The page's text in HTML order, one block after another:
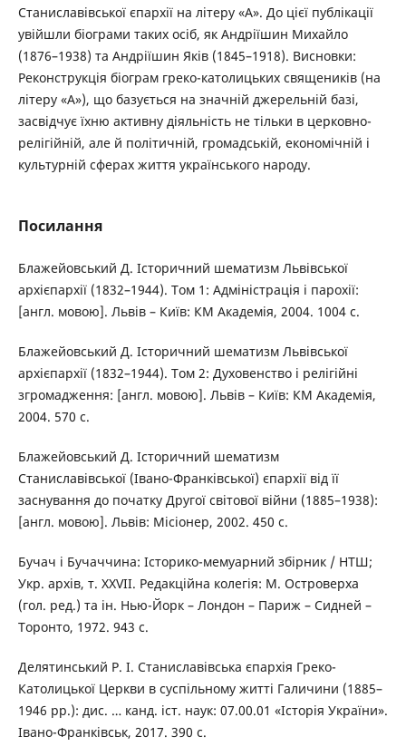
Станиславівської єпархії на літеру «А». До цієї публікації
увійшли біограми таких осіб, як Андріїшин Михайло
(1876–1938) та Андріїшин Яків (1845–1918). Висновки:
Реконструкція біограм греко-католицьких священиків (на
літеру «А»), що базується на значній джерельній базі,
засвідчує їхню активну діяльність не тільки в церковно-
релігійній, але й політичній, громадській, економічній і
культурній сферах життя українського народу.
Посилання
Блажейовський Д. Історичний шематизм Львівської
архієпархії (1832–1944). Том 1: Адміністрація і парохії:
[англ. мовою]. Львів – Київ: КМ Академія, 2004. 1004 с.
Блажейовський Д. Історичний шематизм Львівської
архієпархії (1832–1944). Том 2: Духовенство і релігійні
згромадження: [англ. мовою]. Львів – Київ: КМ Академія,
2004. 570 с.
Блажейовський Д. Історичний шематизм
Станиславівської (Івано-Франківської) єпархії від її
заснування до початку Другої світової війни (1885–1938):
[англ. мовою]. Львів: Місіонер, 2002. 450 с.
Бучач і Бучаччина: Історико-мемуарний збірник / НТШ;
Укр. архів, т. XXVII. Редакційна колегія: М. Островерха
(гол. ред.) та ін. Нью-Йорк – Лондон – Париж – Сидней –
Торонто, 1972. 943 с.
Делятинський Р. І. Станиславівська єпархія Греко-
Католицької Церкви в суспільному житті Галичини (1885–
1946 рр.): дис. … канд. іст. наук: 07.00.01 «Історія України».
Івано-Франківськ, 2017. 390 с.